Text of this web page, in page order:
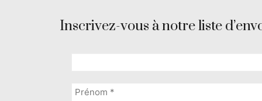
Inscrivez-vous à notre liste